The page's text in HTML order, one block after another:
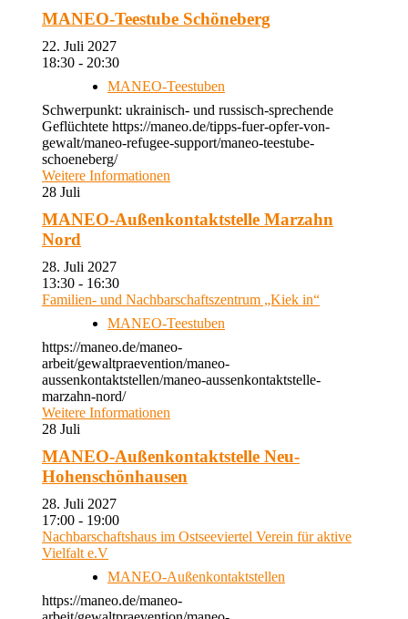
MANEO-Teestube Schöneberg
22. Juli 2027
18:30 - 20:30
MANEO-Teestuben
Schwerpunkt: ukrainisch- und russisch-sprechende
Geflüchtete https://maneo.de/tipps-fuer-opfer-von-
gewalt/maneo-refugee-support/maneo-teestube-
schoeneberg/
Weitere Informationen
28 Juli
MANEO-Außenkontaktstelle Marzahn
Nord
28. Juli 2027
13:30 - 16:30
Familien- und Nachbarschaftszentrum „Kiek in“
MANEO-Teestuben
https://maneo.de/maneo-
arbeit/gewaltpraevention/maneo-
aussenkontaktstellen/maneo-aussenkontaktstelle-
marzahn-nord/
Weitere Informationen
28 Juli
MANEO-Außenkontaktstelle Neu-
Hohenschönhausen
28. Juli 2027
17:00 - 19:00
Nachbarschaftshaus im Ostseeviertel Verein für aktive
Vielfalt e.V
MANEO-Außenkontaktstellen
https://maneo.de/maneo-